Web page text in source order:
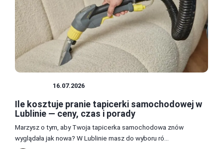
16.07.2026
Ile kosztuje pranie tapicerki samochodowej w
Lublinie — ceny, czas i porady
Marzysz o tym, aby Twoja tapicerka samochodowa znów
wyglądała jak nowa? W Lublinie masz do wyboru ró...